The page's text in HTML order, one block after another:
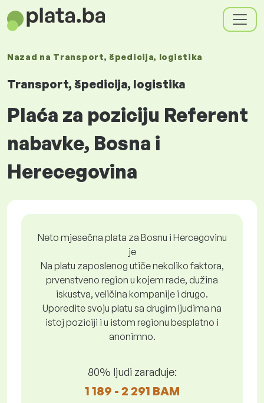
Nazad na Transport, špedicija, logistika
Transport, špedicija, logistika
Plaća za poziciju Referent
nabavke, Bosna i
Herecegovina
Neto mjesečna plata za Bosnu i Hercegovinu
je
Na platu zaposlenog utiče nekoliko faktora,
prvenstveno region u kojem rade, dužina
iskustva, veličina kompanije i drugo.
Uporedite svoju platu sa drugim ljudima na
istoj poziciji i u istom regionu besplatno i
anonimno.
80% ljudi zarađuje:
1 189 - 2 291 BAM